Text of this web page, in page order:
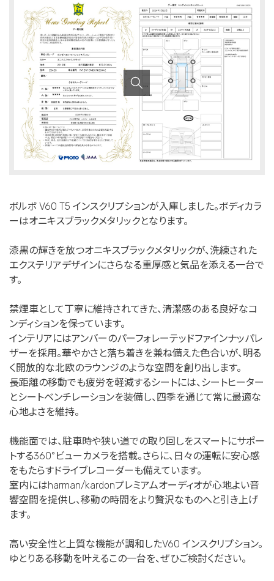
ボルボ V60 T5 インスクリプションが入庫しました。ボディカラ
ーはオニキスブラックメタリックとなります。
漆黒の輝きを放つオニキスブラックメタリックが、洗練された
エクステリアデザインにさらなる重厚感と気品を添える一台で
す。
禁煙車として丁寧に維持されてきた、清潔感のある良好なコ
ンディションを保っています。
インテリアにはアンバーのパーフォレーテッドファインナッパレ
ザーを採用。華やかさと落ち着きを兼ね備えた色合いが、明る
く開放的な北欧のラウンジのような空間を創り出します。
長距離の移動でも疲労を軽減するシートには、シートヒーター
とシートベンチレーションを装備し、四季を通じて常に最適な
心地よさを維持。
機能面では、駐車時や狭い道での取り回しをスマートにサポー
トする360°ビューカメラを搭載。さらに、日々の運転に安心感
をもたらすドライブレコーダーも備えています。
室内にはharman/kardonプレミアムオーディオが心地よい音
響空間を提供し、移動の時間をより贅沢なものへと引き上げ
ます。
高い安全性と上質な機能が調和したV60 インスクリプション。
ゆとりある移動を叶えるこの一台を、ぜひご検討ください。